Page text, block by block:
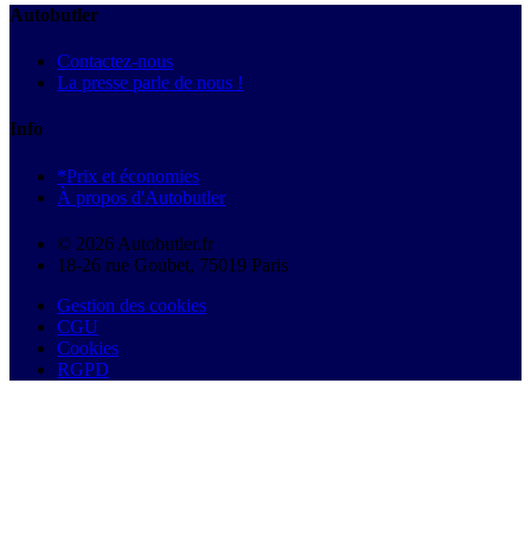
Autobutler
Contactez-nous
La presse parle de nous !
Info
*Prix et économies
À propos d'Autobutler
© 2026 Autobutler.fr
18-26 rue Goubet, 75019 Paris
Gestion des cookies
CGU
Cookies
RGPD